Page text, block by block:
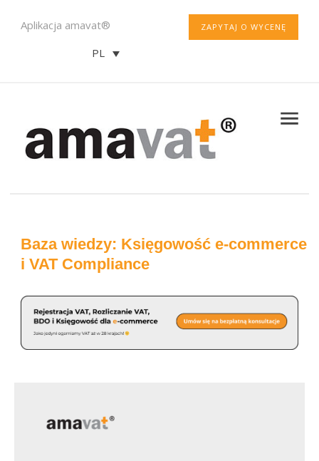
ZAPYTAJ O WYCENĘ
Aplikacja amavat®
PL
Baza wiedzy: Księgowość e-commerce
i VAT Compliance